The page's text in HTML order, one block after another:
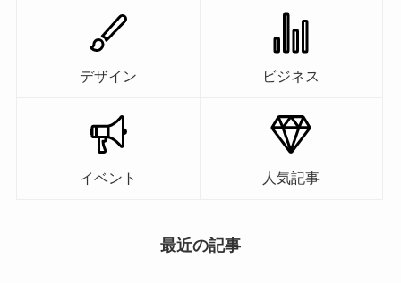
デザイン ビジネス
イベント 人気記事
最近の記事